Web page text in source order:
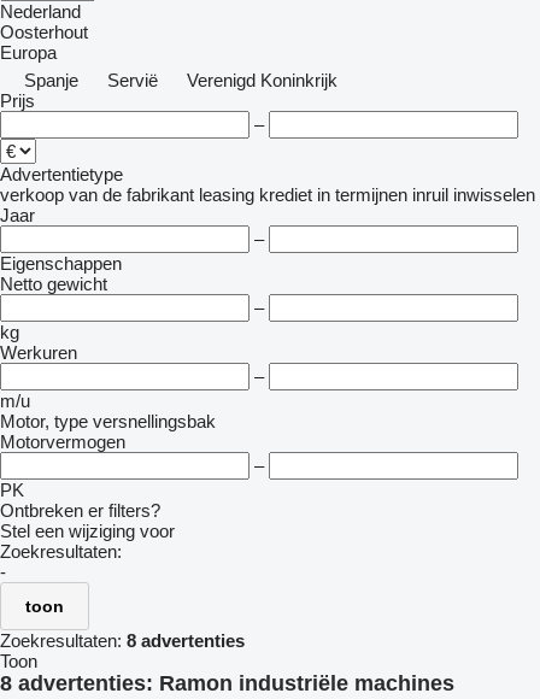
Nederland
Oosterhout
Europa
Spanje
Servië
Verenigd Koninkrijk
Prijs
–
Advertentietype
verkoop van de fabrikant leasing krediet in termijnen inruil inwisselen
Jaar
–
Eigenschappen
Netto gewicht
–
kg
Werkuren
–
m/u
Motor, type versnellingsbak
Motorvermogen
–
PK
Ontbreken er filters?
Stel een wijziging voor
Zoekresultaten:
-
toon
Zoekresultaten: 8 advertenties
Toon
8 advertenties: Ramon industriële machines